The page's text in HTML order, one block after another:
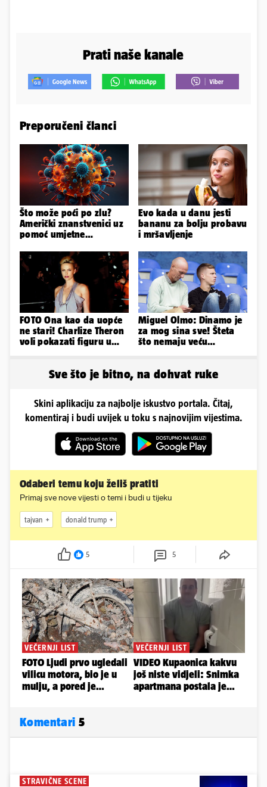
Prati naše kanale
Preporučeni članci
Što može poći po zlu?
Američki znanstvenici uz
pomoć umjetne
viruse
Evo kada u danu jesti
bananu za bolju probavu
i mršavljenje
FOTO Ona kao da uopće
ne stari! Charlize Theron
voli pokazati figuru u
Miguel Olmo: Dinamo je
za mog sina sve! Šteta
što nemaju veću
Sve što je bitno, na dohvat ruke
Skini aplikaciju za najbolje iskustvo portala. Čitaj,
komentiraj i budi uvijek u toku s najnovijim vijestima.
Odaberi temu koju želiš pratiti
Primaj sve nove vijesti o temi i budi u tijeku
tajvan donald trump
5 5
Komentari 5
STRAVIČNE SCENE